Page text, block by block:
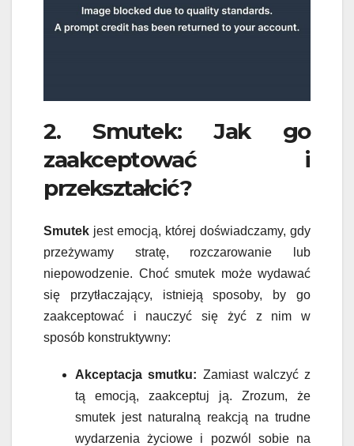
2. Smutek: Jak go
zaakceptować i
przekształcić?
Smutek jest emocją, której doświadczamy, gdy
przeżywamy stratę, rozczarowanie lub
niepowodzenie. Choć smutek może wydawać
się przytłaczający, istnieją sposoby, by go
zaakceptować i nauczyć się żyć z nim w
sposób konstruktywny:
Akceptacja smutku: Zamiast walczyć z
tą emocją, zaakceptuj ją. Zrozum, że
smutek jest naturalną reakcją na trudne
wydarzenia życiowe i pozwól sobie na